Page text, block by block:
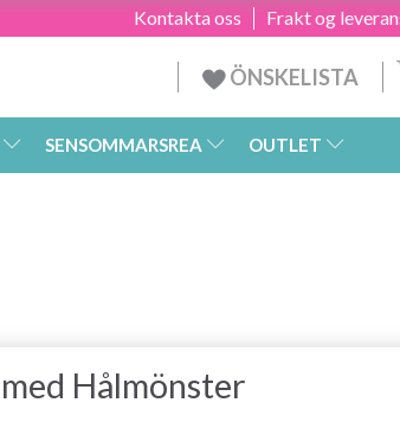
Frakt og
Kontakta oss
ÖNSKELISTA
SENSOMMARSREA OUTLET
Hålmönster